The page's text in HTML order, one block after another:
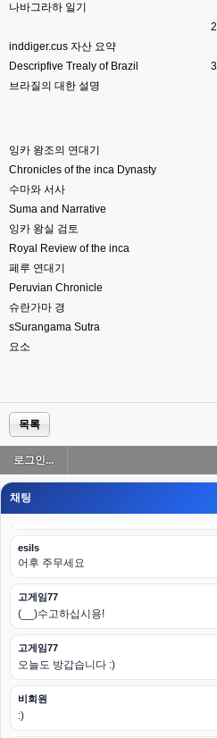
나바그라하 일기
inddiger.cus 자산 요약
Descripfive Trealy of Brazil
브라질의 대한 설명
잉카 왕조의 연대기
Chronicles of the inca Dynasty
수마와 서사
Suma and Narrative
잉카 왕실 검토
Royal Review of the inca
페루 연대기
Peruvian Chronicle
슈란가마 경
sSurangama Sutra
요소
목록
로그인...
채팅
고게임77
접속자는 ip당 1명인가 보네요. 다른 브
음
esils
나가도 3이네 하핫 ...
고게임77
esils
이게 db 접속자수로 잡는형태로 해서 그런
고게임77
esils
esils
다 펼쳐두면 너무길어서 ..
esils
모바일로 보는데도 좀 불편하더라구요
고게임77
아 ㅋㅋ 내일도 심심하면 들리겠습니다.
esils
어후 주무세요
고게임77
(__)수고하십시용!
고게임77
오늘도 방갑습니다 :)
비회원
:)